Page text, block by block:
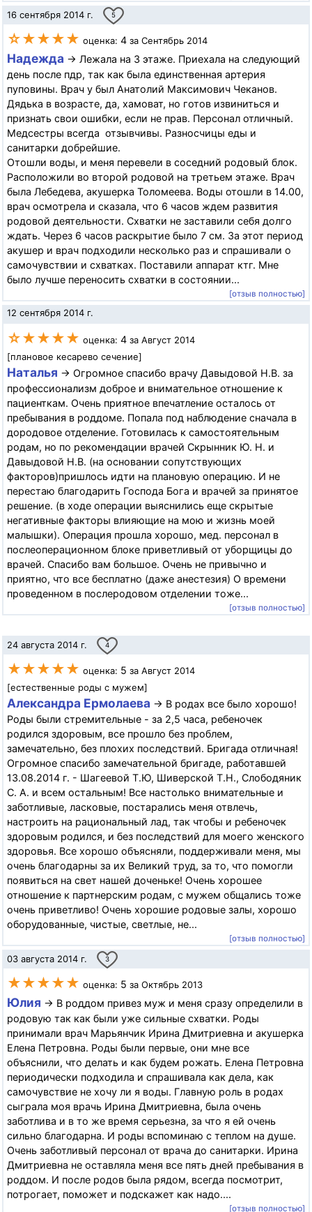
16 сентября 2014 г. 5
☆★★★★ оценка: 4 за Сентябрь 2014
Надежда → Лежала на 3 этаже. Приехала на следующий
день после пдр, так как была единственная артерия
пуповины. Врач у был Анатолий Максимович Чеканов.
Дядька в возрасте, да, хамоват, но готов извиниться и
признать свои ошибки, если не прав. Персонал отличный.
Медсестры всегда отзывчивы. Разносчицы еды и
санитарки добрейшие.
Отошли воды, и меня перевели в соседний родовый блок.
Расположили во второй родовой на третьем этаже. Врач
была Лебедева, акушерка Толомеева. Воды отошли в 14.00,
врач осмотрела и сказала, что 6 часов ждем развития
родовой деятельности. Схватки не заставили себя долго
ждать. Через 6 часов раскрытие было 7 см. За этот период
акушер и врач подходили несколько раз и спрашивали о
самочувствии и схватках. Поставили аппарат ктг. Мне
было лучше переносить схватки в состоянии...
[отзыв полностью]
12 сентября 2014 г.
☆★★★★ оценка: 4 за Август 2014
[плановое кесарево сечение]
Наталья → Огромное спасибо врачу Давыдовой Н.В. за
профессионализм доброе и внимательное отношение к
пациенткам. Очень приятное впечатление осталось от
пребывания в роддоме. Попала под наблюдение сначала в
дородовое отделение. Готовилась к самостоятельным
родам, но по рекомендации врачей Скрынник Ю. Н. и
Давыдовой Н.В. (на основании сопутствующих
факторов)пришлось идти на плановую операцию. И не
перестаю благодарить Господа Бога и врачей за принятое
решение. (в ходе операции выяснились еще скрытые
негативные факторы влияющие на мою и жизнь моей
малышки). Операция прошла хорошо, мед. персонал в
послеоперационном блоке приветливый от уборщицы до
врачей. Спасибо вам большое. Очень не привычно и
приятно, что все бесплатно (даже анестезия) О времени
проведенном в послеродовом отделении тоже...
[отзыв полностью]
24 августа 2014 г. 4
★★★★★ оценка: 5 за Август 2014
[естественные роды с мужем]
Александра Ермолаева → В родах все было хорошо!
Роды были стремительные - за 2,5 часа, ребеночек
родился здоровым, все прошло без проблем,
замечательно, без плохих последствий. Бригада отличная!
Огромное спасибо замечательной бригаде, работавшей
13.08.2014 г. - Шагеевой Т.Ю, Шиверской Т.Н., Слободяник
С. А. и всем остальным! Все настолько внимательные и
заботливые, ласковые, постарались меня отвлечь,
настроить на рациональный лад, так чтобы и ребеночек
здоровым родился, и без последствий для моего женского
здоровья. Все хорошо объясняли, поддерживали меня, мы
очень благодарны за их Великий труд, за то, что помогли
появиться на свет нашей доченьке! Очень хорошее
отношение к партнерским родам, с мужем общались тоже
очень приветливо! Очень хорошие родовые залы, хорошо
оборудованные, чистые, светлые, не...
[отзыв полностью]
03 августа 2014 г. 3
★★★★★ оценка: 5 за Октябрь 2013
Юлия → В роддом привез муж и меня сразу определили в
родовую так как были уже сильные схватки. Роды
принимали врач Марьянчик Ирина Дмитриевна и акушерка
Елена Петровна. Роды были первые, они мне все
объяснили, что делать и как будем рожать. Елена Петровна
периодически подходила и спрашивала как дела, как
самочувствие не хочу ли я воды. Главную роль в родах
сыграла моя врачь Ирина Дмитриевна, была очень
заботлива и в то же время серьезна, за что я ей очень
сильно благодарна. И роды вспоминаю с теплом на душе.
Очень заботливый персонал от врача до санитарки. Ирина
Дмитриевна не оставляла меня все пять дней пребывания в
роддом. И после родов была рядом, всегда посмотрит,
потрогает, поможет и подскажет как надо....
[отзыв полностью]